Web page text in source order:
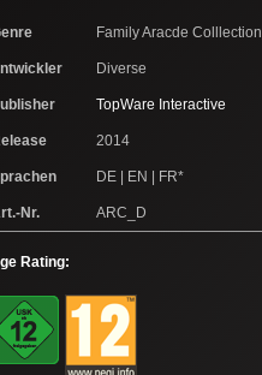
Family Aracde Colllection
Diverse
TopWare Interactive
2014
DE | EN | FR*
Nr. ARC_D
Rating: